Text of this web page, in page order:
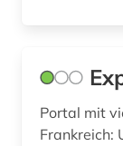
Portal mit
Frankreich: